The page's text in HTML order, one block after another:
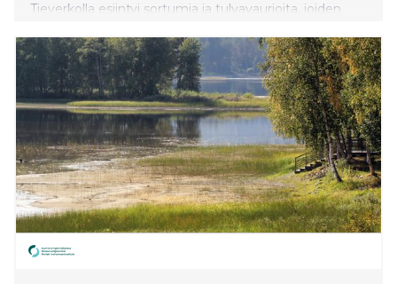
Tieverkolla esiintyi sortumia ja tulvavaurioita, joiden
liikenteeltä turvallisuussyistä. Nyt kaikki suljettuina
olleet tieosuudet on saatu avattua liikenteelle. Alueen
sorateillä on edelleen pienempiä vaurioita, joiden
korjaamista jatketaan.